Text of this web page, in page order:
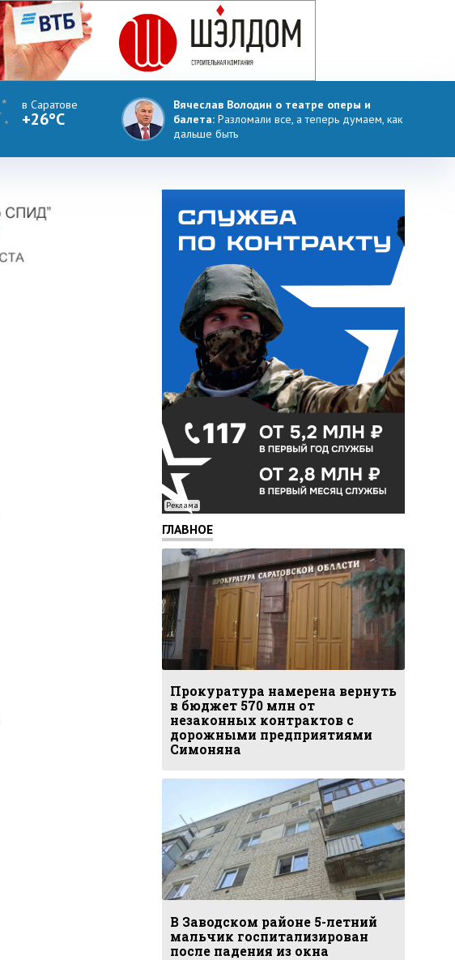
в Саратове
+26°C
Вячеслав Володин о театре оперы и
балета: Разломали все, а теперь думаем, как
дальше быть
Реклама
ГЛАВНОЕ
Прокуратура намерена вернуть
в бюджет 570 млн от
незаконных контрактов с
дорожными предприятиями
Симоняна
В Заводском районе 5-летний
мальчик госпитализирован
после падения из окна